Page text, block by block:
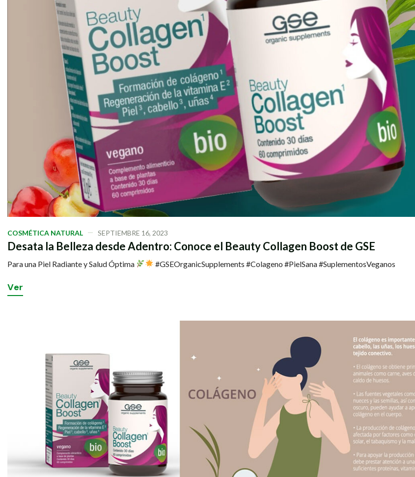
COSMÉTICA NATURAL SEPTIEMBRE 16, 2023
Desata la Belleza desde Adentro: Conoce el Beauty Collagen Boost de GSE
Para una Piel Radiante y Salud Óptima #GSEOrganicSupplements #Colageno #PielSana #SuplementosVeganos
Ver